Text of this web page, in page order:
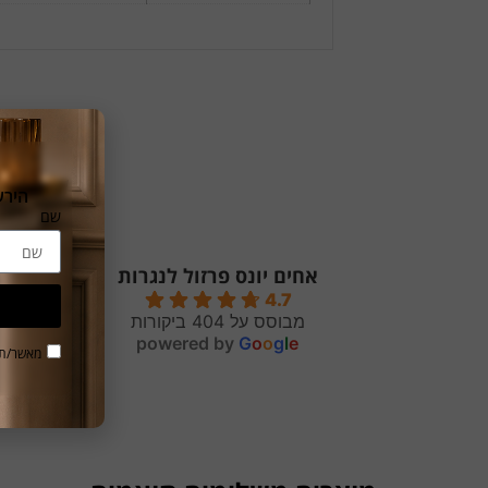
אחים יונס פרזול לנגרות
4.7
מבוסס על 404 ביקורות
powered by Google
שם
מאשר/ת